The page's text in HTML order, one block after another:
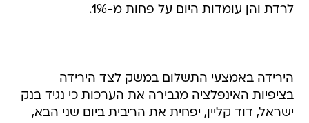
לרדת והן עומדות היום על פחות מ-1%.
הירידה באמצעי התשלום במשק לצד הירידה
בציפיות האינפלציה מגבירה את הערכות כי נגיד בנק
ישראל, דוד קליין, יפחית את הריבית ביום שני הבא,